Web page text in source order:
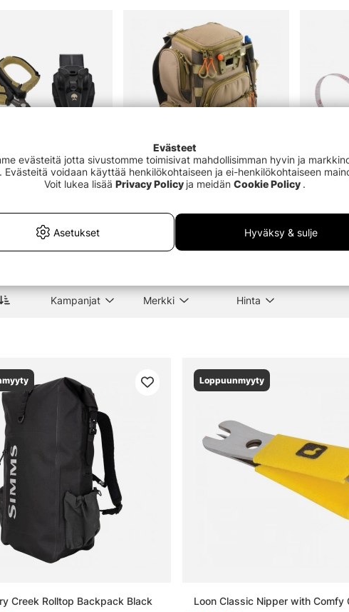
Scissors Incl,
Outlet 41%
Wild River Backpack 22cm
Söder
Kampanjat Merkki Hinta
Creek Rolltop Backpack Black
Loppuunmyyty
Loon Classic Nipper with Comfy
Evästeet
evästeitä jotta sivustomme toimisivat mahdollisimman hyvin ja
Evästeitä voidaan käyttää henkilökohtaiseen ja ei-henkilökohtaiseen
Voit lukea lisää Privacy Policy ja meidän Cookie Policy .
Asetukset Hyväksy & sulje